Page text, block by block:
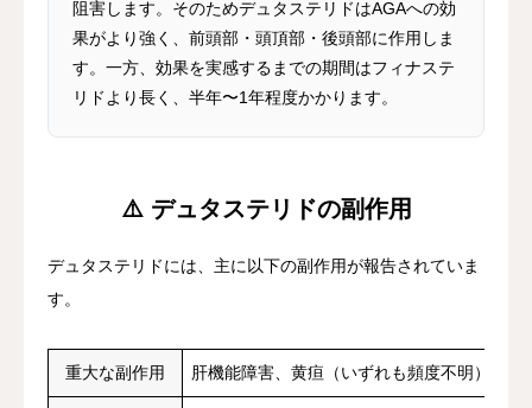
阻害します。そのためデュタステリドはAGAへの効
果がより強く、前頭部・頭頂部・後頭部に作用しま
す。一方、効果を実感するまでの期間はフィナステ
リドより長く、半年〜1年程度かかります。
⚠️ デュタステリドの副作用
デュタステリドには、主に以下の副作用が報告されていま
す。
重大な副作用 肝機能障害、黄疸（いずれも頻度不明）